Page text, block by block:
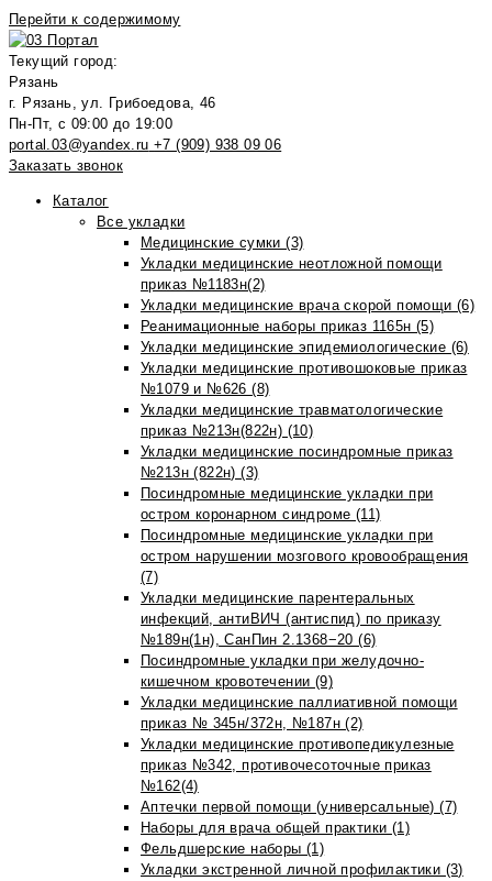
Перейти к содержимому
Текущий город:
Рязань
г. Рязань, ул. Грибоедова, 46
Пн-Пт, с 09:00 до 19:00
portal.03@yandex.ru +7 (909) 938 09 06
Заказать звонок
Каталог
Все укладки
Медицинские сумки (3)
Укладки медицинские неотложной помощи
приказ №1183н(2)
Укладки медицинские врача скорой помощи (6)
Реанимационные наборы приказ 1165н (5)
Укладки медицинские эпидемиологические (6)
Укладки медицинские противошоковые приказ
№1079 и №626 (8)
Укладки медицинские травматологические
приказ №213н(822н) (10)
Укладки медицинские посиндромные приказ
№213н (822н) (3)
Посиндромные медицинские укладки при
остром коронарном синдроме (11)
Посиндромные медицинские укладки при
остром нарушении мозгового кровообращения
(7)
Укладки медицинские парентеральных
инфекций, антиВИЧ (антиспид) по приказу
№189н(1н), СанПин 2.1368−20 (6)
Посиндромные укладки при желудочно-
кишечном кровотечении (9)
Укладки медицинские паллиативной помощи
приказ № 345н/372н, №187н (2)
Укладки медицинские противопедикулезные
приказ №342, противочесоточные приказ
№162(4)
Аптечки первой помощи (универсальные) (7)
Наборы для врача общей практики (1)
Фельдшерские наборы (1)
Укладки экстренной личной профилактики (3)